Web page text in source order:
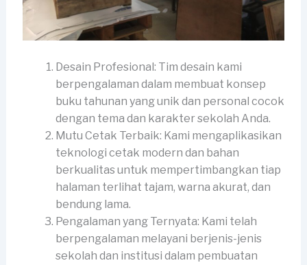
Desain Profesional: Tim desain kami
berpengalaman dalam membuat konsep
buku tahunan yang unik dan personal cocok
dengan tema dan karakter sekolah Anda.
Mutu Cetak Terbaik: Kami mengaplikasikan
teknologi cetak modern dan bahan
berkualitas untuk mempertimbangkan tiap
halaman terlihat tajam, warna akurat, dan
bendung lama.
Pengalaman yang Ternyata: Kami telah
berpengalaman melayani berjenis-jenis
sekolah dan institusi dalam pembuatan